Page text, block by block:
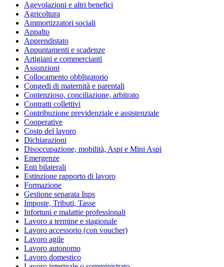
Agevolazioni e altri benefici
Agricoltura
Ammortizzatori sociali
Appalto
Apprendistato
Appuntamenti e scadenze
Artigiani e commercianti
Assunzioni
Collocamento obbligatorio
Congedi di maternità e parentali
Contenzioso, conciliazione, arbitrato
Contratti collettivi
Contribuzione previdenziale e assistenziale
Cooperative
Costo del lavoro
Dichiarazioni
Disoccupazione, mobilità, Aspi e Mini Aspi
Emergenze
Enti bilaterali
Estinzione rapporto di lavoro
Formazione
Gestione separata Inps
Imposte, Tributi, Tasse
Infortuni e malattie professionali
Lavoro a termine e stagionale
Lavoro accessorio (con voucher)
Lavoro agile
Lavoro autonomo
Lavoro domestico